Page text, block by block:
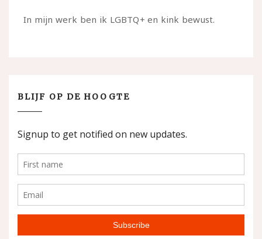
In mijn werk ben ik LGBTQ+ en kink bewust.
BLIJF OP DE HOOGTE